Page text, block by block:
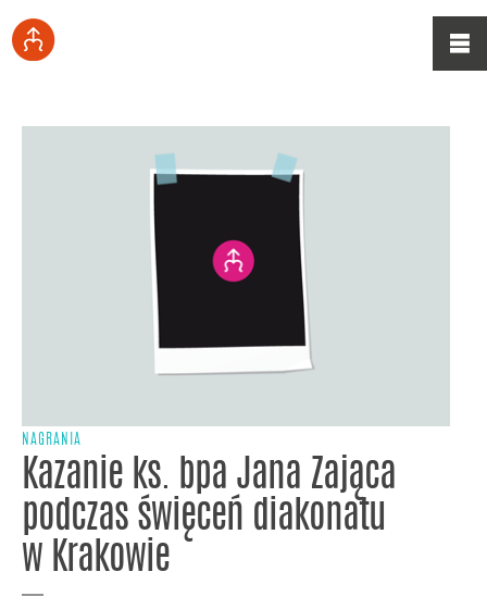
NAGRANIA
Kazanie ks. bpa Jana Zająca
podczas święceń diakonatu
w Krakowie